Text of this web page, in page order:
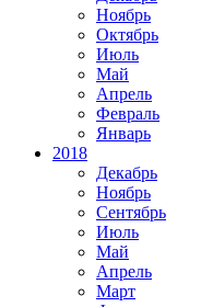
Ноябрь
Октябрь
Июль
Май
Апрель
Февраль
Январь
2018
Декабрь
Ноябрь
Сентябрь
Июль
Май
Апрель
Март